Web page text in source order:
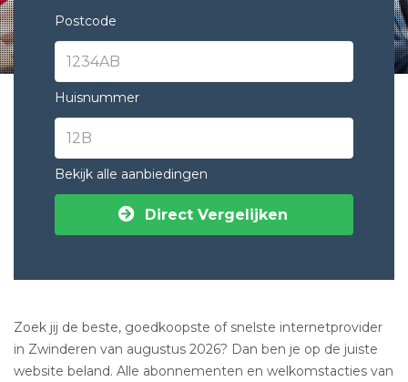
Postcode
Huisnummer
Bekijk alle aanbiedingen
Direct Vergelijken
Zoek jij de beste, goedkoopste of snelste internetprovider
in Zwinderen van augustus 2026? Dan ben je op de juiste
website beland. Alle abonnementen en welkomstacties van